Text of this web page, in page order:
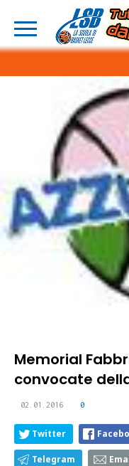
Memorial
convocate
02.01.2016 0
Twitter
Telegram